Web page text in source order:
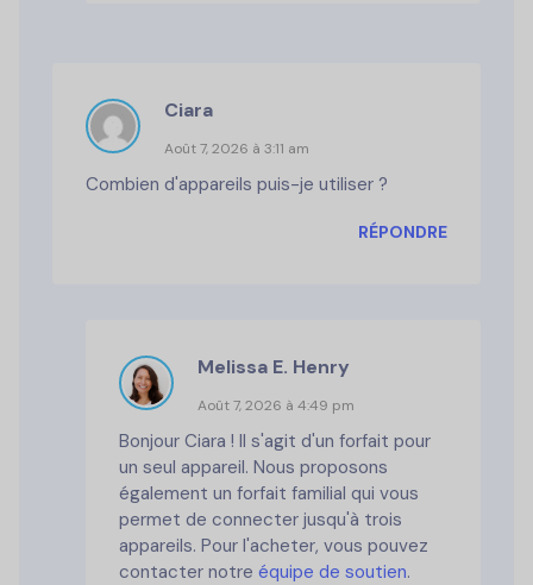
Ciara
Août 7, 2026 à 3:11 am
Combien d'appareils puis-je utiliser ?
RÉPONDRE
Melissa E. Henry
Août 7, 2026 à 4:49 pm
Bonjour Ciara ! Il s'agit d'un forfait pour
un seul appareil. Nous proposons
également un forfait familial qui vous
permet de connecter jusqu'à trois
appareils. Pour l'acheter, vous pouvez
contacter notre équipe de soutien.